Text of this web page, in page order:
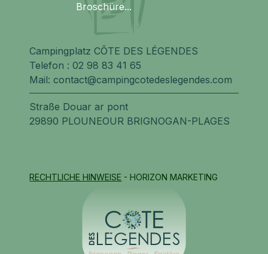
Broschüre...
Campingplatz CÔTE DES LÉGENDES
Telefon :02 98 83 41 65
Mail:contact@campingcotedeslegendes.com
Straße Douar ar pont
29890 PLOUNEOUR BRIGNOGAN-PLAGES
RECHTLICHE HINWEISE - HORIZON MARKETING